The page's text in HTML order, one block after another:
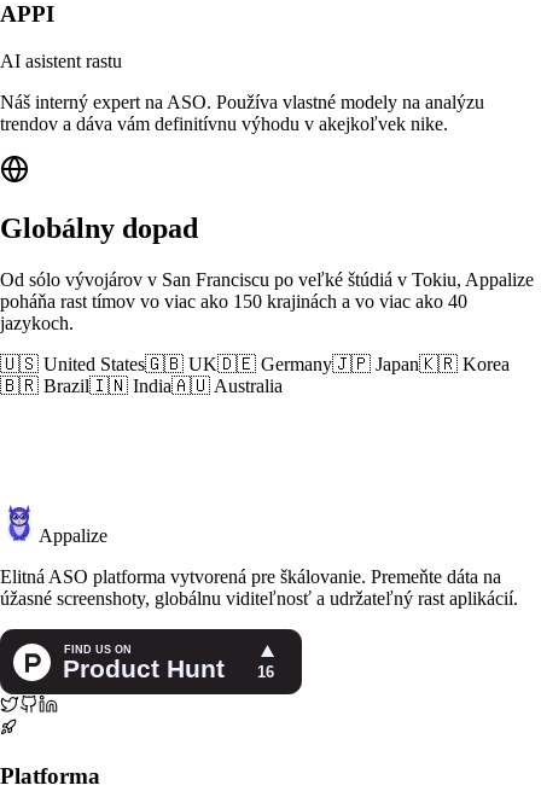
APPI
AI asistent rastu
Náš interný expert na ASO. Používa vlastné modely na analýzu
trendov a dáva vám definitívnu výhodu v akejkoľvek nike.
Globálny dopad
Od sólo vývojárov v San Franciscu po veľké štúdiá v Tokiu, Appalize
poháňa rast tímov vo viac ako 150 krajinách a vo viac ako 40
jazykoch.
🇺🇸 United States🇬🇧 UK🇩🇪 Germany🇯🇵 Japan🇰🇷 Korea
🇧🇷 Brazil🇮🇳 India🇦🇺 Australia
Appalize
Elitná ASO platforma vytvorená pre škálovanie. Premeňte dáta na
úžasné screenshoty, globálnu viditeľnosť a udržateľný rast aplikácií.
Platforma